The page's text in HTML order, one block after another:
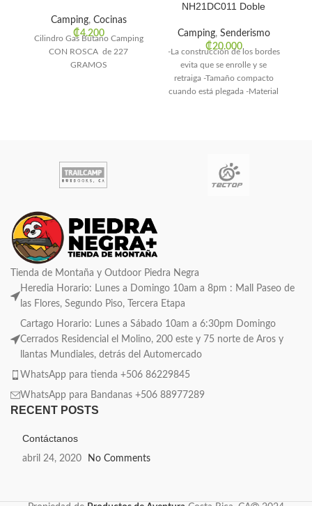
Camping, Cocinas
₡4.200
Cilindro Gas Butano Camping
CON ROSCA de 227
GRAMOS
NH21DC011 Doble
Camping, Senderismo
₡20.000
-La construcción de los bordes
evita que se enrolle y se
retraiga -Tamaño compacto
cuando está plegada -Material
Tienda de Montaña y Outdoor Piedra Negra
Heredia Horario: Lunes a Domingo 10am a 8pm : Mall Paseo de
las Flores, Segundo Piso, Tercera Etapa
Cartago Horario: Lunes a Sábado 10am a 6:30pm Domingo
Cerrados Residencial el Molino, 200 este y 75 norte de Aros y
llantas Mundiales, detrás del Automercado
WhatsApp para tienda +506 86229845
WhatsApp para Bandanas +506 88977289
RECENT POSTS
Contáctanos
abril 24, 2020 No Comments